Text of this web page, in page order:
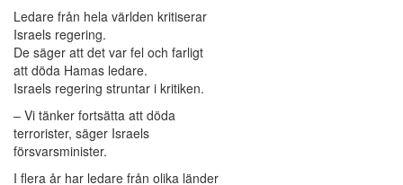
Ledare från hela världen kritiserar
Israels regering.
De säger att det var fel och farligt
att döda Hamas ledare.
Israels regering struntar i kritiken.
– Vi tänker fortsätta att döda
terrorister, säger Israels
försvarsminister.
I flera år har ledare från olika länder